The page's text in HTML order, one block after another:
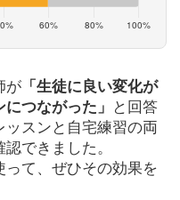
が 「生徒に良い変化が
つながった」 と回答
スンと自宅練習の両
できました。
って、ぜひその効果を